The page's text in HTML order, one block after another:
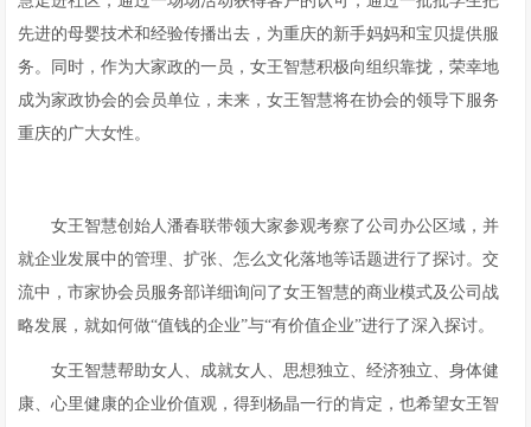
先进的母婴技术和经验传播出去，为重庆的新手妈妈和宝贝提供服
务。同时，作为大家政的一员，女王智慧积极向组织靠拢，荣幸地
成为家政协会的会员单位，未来，女王智慧将在协会的领导下服务
重庆的广大女性。
女王智慧创始人潘春联带领大家参观考察了公司办公区域，并
就企业发展中的管理、扩张、怎么文化落地等话题进行了探讨。交
流中，市家协会员服务部详细询问了女王智慧的商业模式及公司战
略发展，就如何做“值钱的企业”与“有价值企业”进行了深入探讨。
女王智慧帮助女人、成就女人、思想独立、经济独立、身体健
康、心里健康的企业价值观，得到杨晶一行的肯定，也希望女王智